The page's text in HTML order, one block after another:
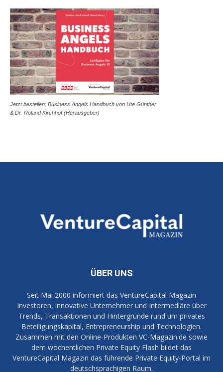
Jetzt bestellen: Business Angels Handbuch von Ute Günther
& Dr. Roland Kirchhof (Herausgeber)
ÜBER UNS
Seit Mai 2000 informiert das VentureCapital Magazin
Investoren, innovative Unternehmer und Intermediäre über
Trends, Transaktionen und Hintergründe rund um privates
Beteiligungskapital, Entrepreneurship und Technologien.
Zusammen mit den Online-Produkten VC-Magazin.de sowie
dem wöchentlichen Private Equity Flash bildet das
VentureCapital Magazin das führende Private Equity-Portal im
deutschsprachigen Raum.